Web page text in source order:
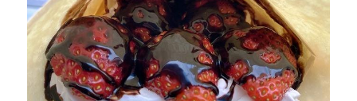
の
お
店
フ
ァ
ボ